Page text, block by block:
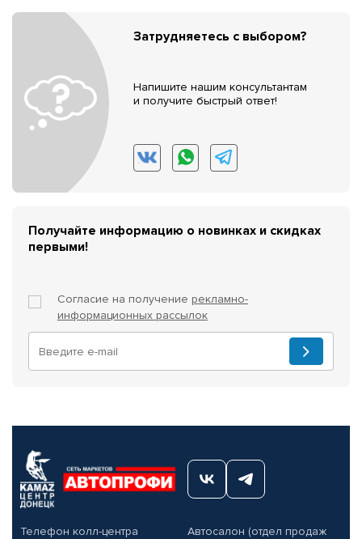
Затрудняетесь с выбором?
Напишите нашим консультантам
и получите быстрый ответ!
Получайте информацию о новинках и скидках
первыми!
Согласие на получение рекламно-
информационных рассылок
Телефон колл-центра
Автосалон (отдел продаж